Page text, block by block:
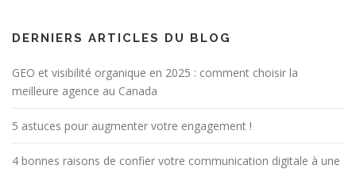
DERNIERS ARTICLES DU BLOG
GEO et visibilité organique en 2025 : comment choisir la
meilleure agence au Canada
5 astuces pour augmenter votre engagement !
4 bonnes raisons de confier votre communication digitale à une